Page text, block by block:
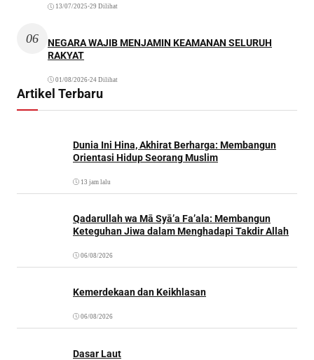
13/07/2025 •29 Dilihat
06
NEGARA WAJIB MENJAMIN KEAMANAN SELURUH
RAKYAT
01/08/2026•24 Dilihat
Artikel Terbaru
Dunia Ini Hina, Akhirat Berharga: Membangun
Orientasi Hidup Seorang Muslim
13 jam lalu
Qadarullah wa Mā Syā’a Fa’ala: Membangun
Keteguhan Jiwa dalam Menghadapi Takdir Allah
06/08/2026
Kemerdekaan dan Keikhlasan
06/08/2026
Dasar Laut